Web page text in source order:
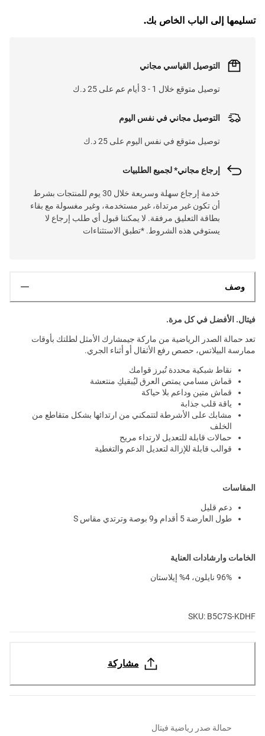
تسليمها إلى الباب الخاص بك.
التوصيل القياسي مجاني
توصيل متوقع خلال 1 - 3 أيام عم على 25 د.ك
التوصيل مجاني في نفس اليوم
توصيل متوقع في نفس اليوم على 25 د.ك
إرجاع مجاني* لجميع الطلبيات
خدمة إرجاع سهلة وسريعة خلال 30 يوم للمنتجات بشرط
أن تكون غير مرتداة، غير مستخدمة، وغير مغسولة مع بقاء
بطاقة التعليق مرفقة. لا يمكننا قبول أي طلب إرجاع لا
يستوفي هذه الشروط. *تطبق الاستثناءات
وصف
فيتال. الأفضل في كل مرة.
تعد حمالة الصدر الرياضية من ماركة جيمشارك الأمثل لطلتك بأوقات
ممارسة البيلاتس، حصص رفع الأثقال أو أثناء الجري.
نقاط شبكية محددة تُبرز قوامك
قماش مسامي يمتص العرق ليُبقيكِ منتعشة
قماش متين وداعم بلا حياكة
ياقة قلب جذابة
مشابك على الأشرطة لتتمكني من ارتدائها بشكل متقاطع من
الخلف
حمالات قابلة للتعديل لارتداء مريح
قوالب قابلة للإزالة لتعديل الدعم والتغطية
المقاسات
دعم قليل
طول العارضة 5 أقدام و9 بوصة وترتدي مقاس S
الخامات وارشادات العناية
96% نايلون، 4% إيلاستان
SKU: B5C7S-KDHF
مشاركة
حمالة صدر رياضية فيتال